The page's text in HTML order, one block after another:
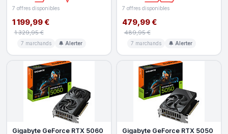
7 offres disponibles
1 199,99 €
1 329,95 €
7 marchands 🔔 Alerter
7 offres disponibles
479,99 €
489,95 €
7 marchands 🔔 Alerter
Gigabyte GeForce RTX 5060 Gigabyte GeForce RTX 5050